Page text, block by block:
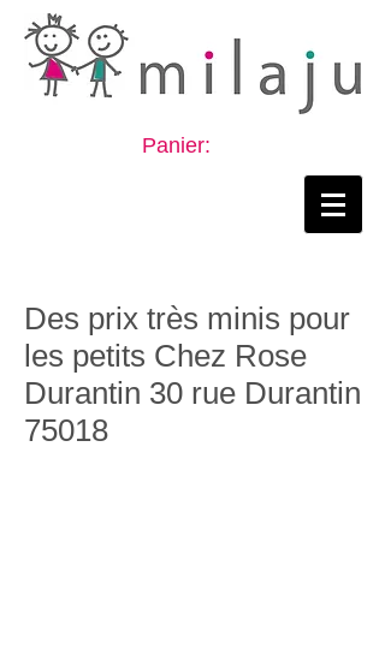
Panier:
Des prix très minis pour
les petits Chez Rose
Durantin 30 rue Durantin
75018